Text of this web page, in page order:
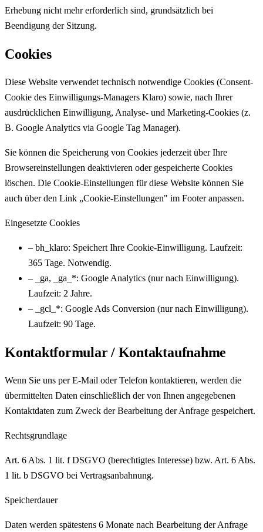
Erhebung nicht mehr erforderlich sind, grundsätzlich bei
Beendigung der Sitzung.
Cookies
Diese Website verwendet technisch notwendige Cookies (Consent-
Cookie des Einwilligungs-Managers Klaro) sowie, nach Ihrer
ausdrücklichen Einwilligung, Analyse- und Marketing-Cookies (z.
B. Google Analytics via Google Tag Manager).
Sie können die Speicherung von Cookies jederzeit über Ihre
Browsereinstellungen deaktivieren oder gespeicherte Cookies
löschen. Die Cookie-Einstellungen für diese Website können Sie
auch über den Link „Cookie-Einstellungen" im Footer anpassen.
Eingesetzte Cookies
– bh_klaro: Speichert Ihre Cookie-Einwilligung. Laufzeit:
365 Tage. Notwendig.
–
_ga, _ga_*: Google Analytics (nur nach Einwilligung).
Laufzeit: 2 Jahre.
–
_gcl_*: Google Ads Conversion (nur nach Einwilligung).
Laufzeit: 90 Tage.
Kontaktformular / Kontaktaufnahme
Wenn Sie uns per E-Mail oder Telefon kontaktieren, werden die
übermittelten Daten einschließlich der von Ihnen angegebenen
Kontaktdaten zum Zweck der Bearbeitung der Anfrage gespeichert.
Rechtsgrundlage
Art. 6 Abs. 1 lit. f DSGVO (berechtigtes Interesse) bzw. Art. 6 Abs.
1 lit. b DSGVO bei Vertragsanbahnung.
Speicherdauer
Daten werden spätestens 6 Monate nach Bearbeitung der Anfrage